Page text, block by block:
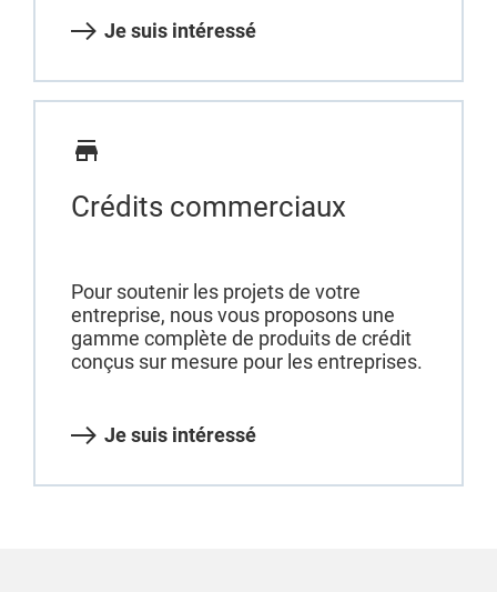
Je suis intéressé
Crédits commerciaux
Pour soutenir les projets de votre
entreprise, nous vous proposons une
gamme complète de produits de crédit
conçus sur mesure pour les entreprises.
Je suis intéressé